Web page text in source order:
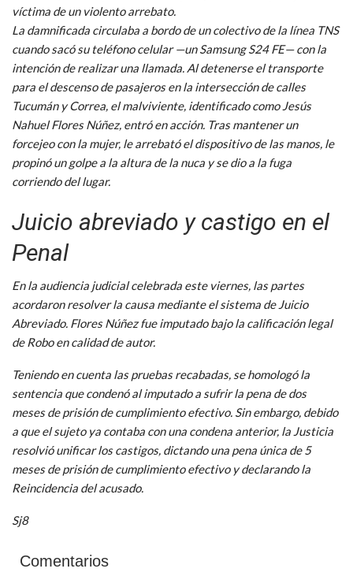
víctima de un violento arrebato.
La damnificada circulaba a bordo de un colectivo de la línea TNS
cuando sacó su teléfono celular —un Samsung S24 FE— con la
intención de realizar una llamada. Al detenerse el transporte
para el descenso de pasajeros en la intersección de calles
Tucumán y Correa, el malviviente, identificado como Jesús
Nahuel Flores Núñez, entró en acción. Tras mantener un
forcejeo con la mujer, le arrebató el dispositivo de las manos, le
propinó un golpe a la altura de la nuca y se dio a la fuga
corriendo del lugar.
Juicio abreviado y castigo en el
Penal
En la audiencia judicial celebrada este viernes, las partes
acordaron resolver la causa mediante el sistema de Juicio
Abreviado. Flores Núñez fue imputado bajo la calificación legal
de Robo en calidad de autor.
Teniendo en cuenta las pruebas recabadas, se homologó la
sentencia que condenó al imputado a sufrir la pena de dos
meses de prisión de cumplimiento efectivo. Sin embargo, debido
a que el sujeto ya contaba con una condena anterior, la Justicia
resolvió unificar los castigos, dictando una pena única de 5
meses de prisión de cumplimiento efectivo y declarando la
Reincidencia del acusado.
Sj8
Comentarios